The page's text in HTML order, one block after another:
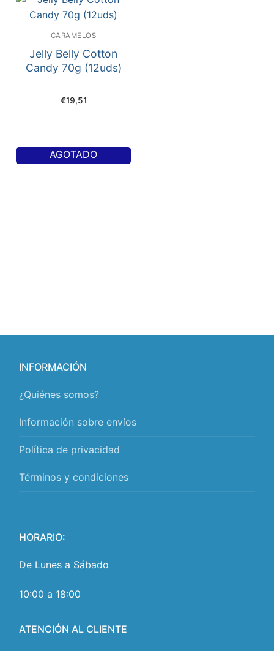
CARAMELOS
Jelly Belly Cotton
Candy 70g (12uds)
€19,51
AGOTADO
INFORMACIÓN
¿Quiénes somos?
Información sobre envíos
Política de privacidad
Términos y condiciones
HORARIO:
De Lunes a Sábado
10:00 a 18:00
ATENCIÓN AL CLIENTE